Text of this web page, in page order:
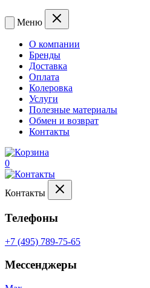
Меню
О компании
Бренды
Доставка
Оплата
Колеровка
Услуги
Полезные материалы
Обмен и возврат
Контакты
0
Контакты
Телефоны
+7 (495) 789-75-65
Мессенджеры